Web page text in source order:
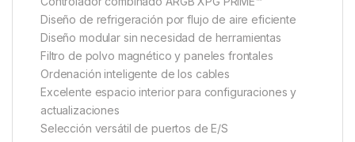
Diseño de refrigeración por flujo de aire eficiente
Diseño modular sin necesidad de herramientas
Filtro de polvo magnético y paneles frontales
Ordenación inteligente de los cables
Excelente espacio interior para configuraciones y
actualizaciones
Selección versátil de puertos de E/S